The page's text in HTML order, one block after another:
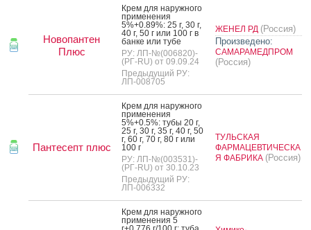
Новопантен
Плюс
Крем для на­руж­но­го
при­мене­ния
5%+0.89%: 25 г, 30 г,
40 г, 50 г или 100 г в
бан­ке или ту­бе
РУ: ЛП-№(006820)-
(РГ-RU) от 09.09.24
Предыдущий РУ:
ЛП-008705
ЖЕНЕЛ РД (Россия)
Произведено:
САМАРАМЕДПРОМ
(Россия)
Пантесепт плюс
Крем для на­руж­но­го
при­мене­ния
5%+0.5%: ту­бы 20 г,
25 г, 30 г, 35 г, 40 г, 50
г, 60 г, 70 г, 80 г или
100 г
РУ: ЛП-№(003531)-
(РГ-RU) от 30.10.23
Предыдущий РУ:
ЛП-006332
ТУЛЬСКАЯ
ФАРМАЦЕВТИЧЕСКА
Я ФАБРИКА (Россия)
Крем для на­руж­но­го
при­мене­ния 5